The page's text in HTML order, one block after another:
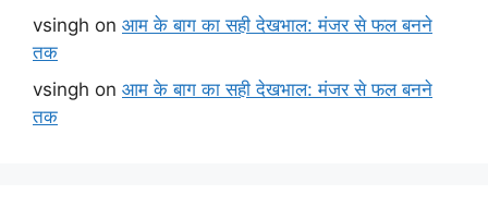
vsingh on आम के बाग का सही देखभाल: मंजर से फल बनने
तक
vsingh on आम के बाग का सही देखभाल: मंजर से फल बनने
तक